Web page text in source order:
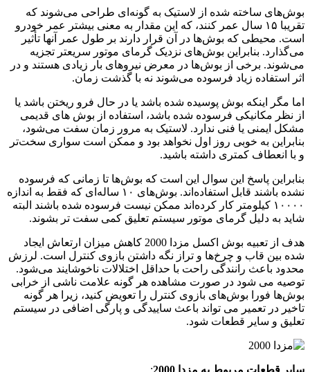
بوش‌های ساخته شده از لاستیک به گونه‌ای طراحی می‌شوند که
تقریبا ۱۵ سال عمر کنند، که این مقدار به معنی بیشتر عمر خودرو
است. محیطی که بوش‌ها در آن قرار دارند بر طول عمر آنها تأثیر
می‌گذارد. بنابراین بوش‌های نزدیک گرمای موتور سریعتر تجزیه
می‌شوند. برخی از بوش‌ها در معرض نیروهای بار زیادی هستند و در
اثر استفاده زیاد فرسوده می‌شوند نه با گذشت زمان.
اما مگر اینکه بوش پوسیده شده باشد یا در حال فرو ریختن باشد یا
از نظر مکانیکی فرسوده شده باشد، استفاده از بوش های قدیمی
مشکل ایمنی یا فنی ندارد. لاستیک به مرور زمان سفت می‌شود،
بنابراین به خوبی روز اول نخواهد بود و ممکن است سواری سخت‌تر
و با انعطاف کمتری داشته باشید.
بنابراین پاسخ این سوال این است که بوش‌ها تا زمانی که فرسوده
نشده باشند قابل استفاده‌اند. بوش‌های ۱۰ ساله‌ای که فقط به اندازه
۱۰۰۰۰ کیلومتر کار کرده‌اند ممکن نیست فرسوده شده باشند البته
شاید به دلیل گرمای موتور سیستم تعلیق کمی سفت تر بشوند.
هدف از تعبیه بوش اکسل مزدا 2000 کاهش میزان ارتعاش ایجاد
شده بین قاب و چرخ‌ها و تراز نگه داشتن بازوی کنترل است. لرزش
محدود باعث رانندگی راحت با حداقل اختلالات ناخوشایند می‌شود.
توصیه می شود در صورت مشاهده هر گونه علامت ناشی از خرابی
بوش‌ها فورا بوش‌های بازوی کنترل را تعویض کنید، زیرا هر گونه
تاخیر در تعمیر می تواند باعث ساییدگی و پارگی اضافی در سیستم
تعلیق و سایر قطعات شود.